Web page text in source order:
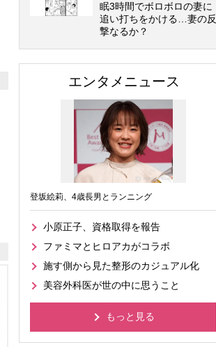
眠3時間でボロボロの妻に
追い打ちをかける…妻の反
撃なるか？
エンタメニュース
登坂絵莉、4歳長男とランニング
小原正子、資格取得を報告
ファミマとヒロアカがコラボ
施す側から見た整形のカジュアル化
美容外科医が世の中に思うこと
もっと見る